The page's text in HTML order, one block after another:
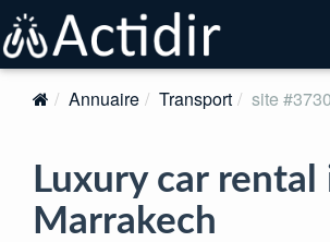
Annuaire Transport site #3730
Luxury car rental
Marrakech